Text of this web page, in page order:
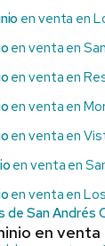
en venta en
en venta en
en venta en
en venta en
en venta en
en venta en
en venta en
de San Andrés
en venta